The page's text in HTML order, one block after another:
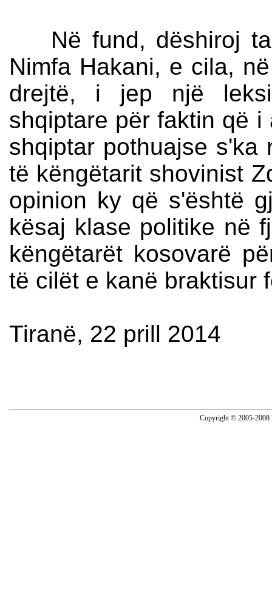
Në fund, dëshiroj ta
Nimfa Hakani, e cila,
drejtë, i jep një
shqiptare për faktin që
shqiptar pothuajse s'ka
të këngëtarit shovinist
opinion ky që s'është
kësaj klase politike në
këngëtarët kosovarë
të cilët e kanë braktisur
Tiranë, 22 prill 2014
Copyright © 2005-